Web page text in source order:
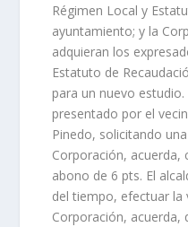
Régimen Local y
ayuntamiento; y la
adquieran los
Estatuto de
para un nuevo
presentado por el
Pinedo, solicitando
Corporación, acuerda,
abono de 6 pts. El
del tiempo, efectuar la
Corporación, acuerda,